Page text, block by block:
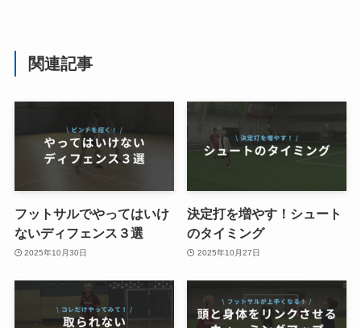
関連記事
フットサルでやってはいけ
ないディフェンス３選
2025年10月30日
決定打を増やす！シュート
のタイミング
2025年10月27日